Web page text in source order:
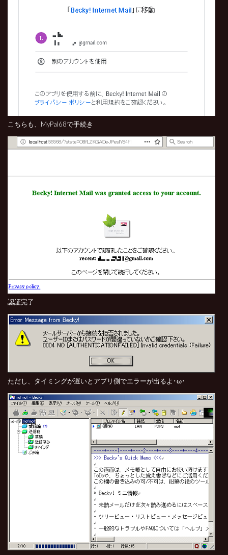
こちらも、MyPal68で手続き
認証完了
ただし、タイミングが遅いとアプリ側でエラーが出るよ･ω･